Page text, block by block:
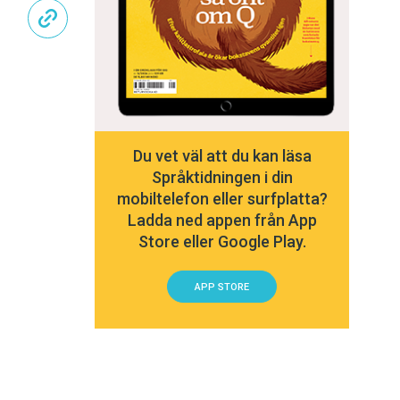
Du vet väl att du kan läsa
Språktidningen i din
mobiltelefon eller surfplatta?
Ladda ned appen från App
Store eller Google Play.
APP STORE